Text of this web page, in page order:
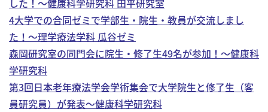
した！～健康科学研究科 田平研究室
4大学での合同ゼミで学部生・院生・教員が交流しまし
た！～理学療法学科 瓜谷ゼミ
森岡研究室の同門会に院生・修了生49名が参加！～健康科
学研究科
第3回日本老年療法学会学術集会で大学院生と修了生（客
員研究員）が発表～健康科学研究科